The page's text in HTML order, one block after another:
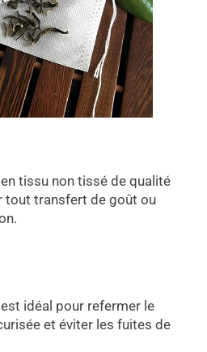
tissu non tissé de qualité
tout transfert de goût ou
idéal pour refermer le
et éviter les fuites de